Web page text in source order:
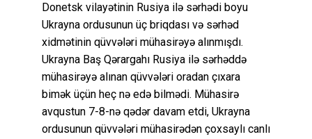
Donetsk vilayətinin Rusiya ilə sərhədi boyu
Ukrayna ordusunun üç briqdası və sərhəd
xidmətinin qüvvələri mühasirəyə alınmışdı.
Ukrayna Baş Qərargahı Rusiya ilə sərhəddə
mühasirəyə alınan qüvvələri oradan çıxara
bimək üçün heç nə edə bilmədi. Mühasirə
avqustun 7-8-nə qədər davam etdi, Ukrayna
ordusunun qüvvələri mühasirədən çoxsaylı canlı